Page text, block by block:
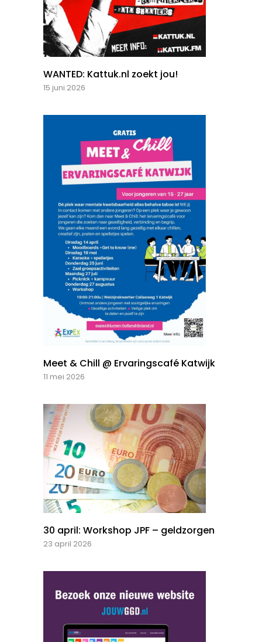
WANTED: Kattuk.nl zoekt jou!
15 juni 2026
Meet & Chill @ Ervaringscafé Katwijk
11 mei 2026
30 april: Workshop JPF – geldzorgen
23 april 2026